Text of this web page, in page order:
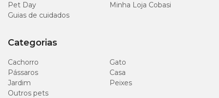
Pet Day
Minha Loja Cobasi
Guias de cuidados
Categorias
Cachorro
Gato
Pássaros
Casa
Jardim
Peixes
Outros pets